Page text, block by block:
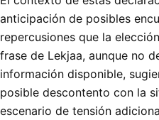
anticipación de posibles
repercusiones que la
frase de Lekjaa, aunque no
información disponible,
posible descontento con la
escenario de tensión